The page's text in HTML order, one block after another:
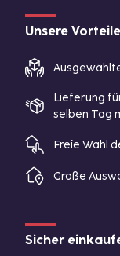
Unsere Vorteile
Lieferung
selben Tag
Freie Wahl
Große
Sicher